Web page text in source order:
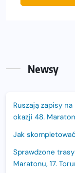
Newsy
Ruszają zapisy
okazji 48.
Jak
Sprawdzone
Maratonu, 17.